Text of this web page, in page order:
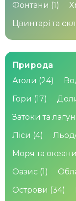
Фонтани (1)
Цвинтарі та
Природа
Атоли (24)
Гори (17)
Затоки та
Ліси (4)
Моря та океани
Оазис (1)
Острови (34)